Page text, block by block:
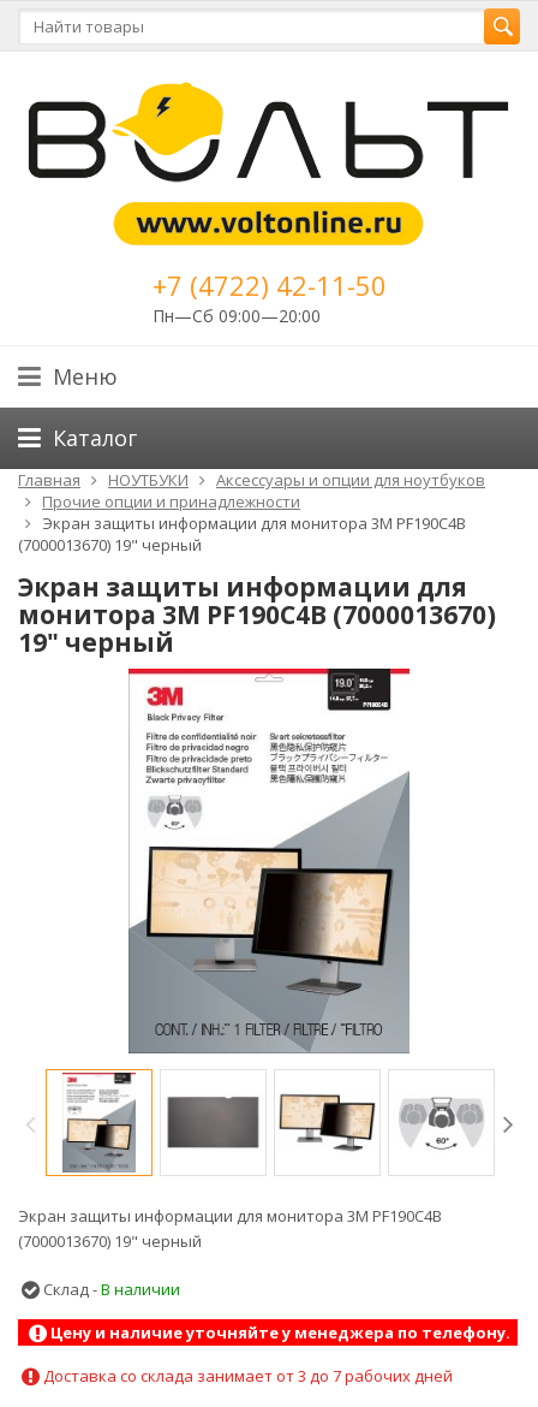
+7 (4722) 42-11-50
Пн—Сб 09:00—20:00
Меню
Каталог
Главная НОУТБУКИ
Аксессуары и опции для ноутбуков
Прочие опции и принадлежности
Экран защиты информации для монитора 3M PF190C4B
(7000013670) 19" черный
Экран защиты информации для
монитора 3M PF190C4B (7000013670)
19" черный
Экран защиты информации для монитора 3M PF190C4B
(7000013670) 19" черный
Склад -В наличии
Цену и наличие уточняйте у менеджера по телефону.
Доставка со склада занимает от 3 до 7 рабочих дней